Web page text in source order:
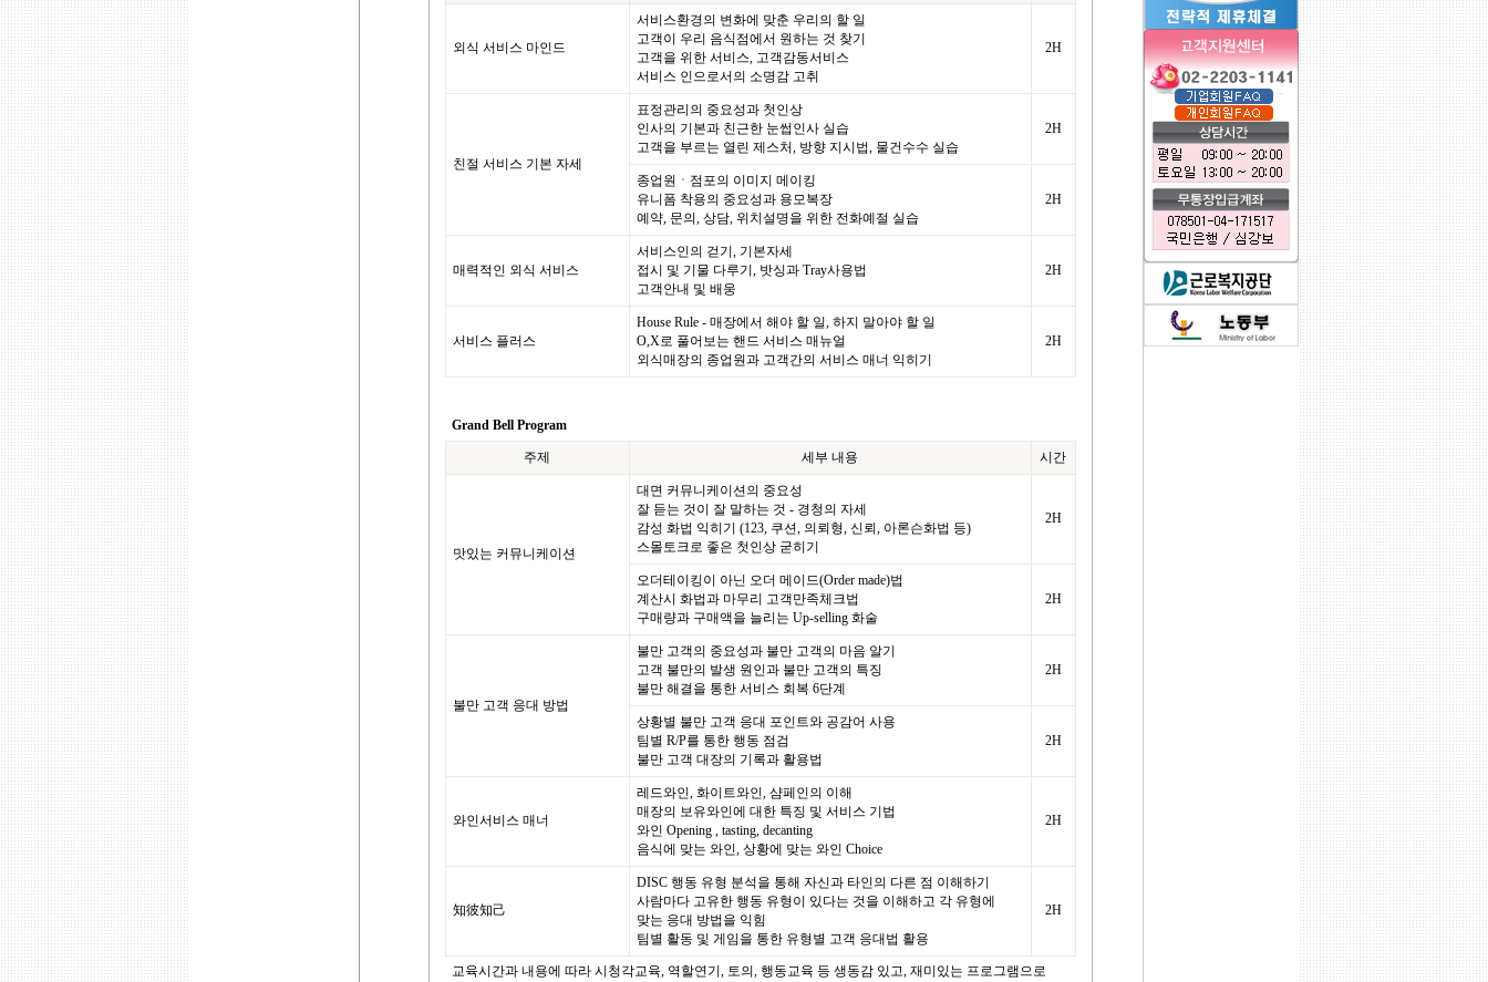
외식 서비스 마인드
서비스환경의 변화에 맞춘 우리의 할 일
고객이 우리 음식점에서 원하는 것 찾기
고객을 위한 서비스, 고객감동서비스
서비스 인으로서의 소명감 고취
2H
친절 서비스 기본 자세
표정관리의 중요성과 첫인상
인사의 기본과 친근한 눈썹인사 실습
고객을 부르는 열린 제스처, 방향 지시법, 물건수수 실습
2H
종업원ㆍ점포의 이미지 메이킹
유니폼 착용의 중요성과 용모복장
예약, 문의, 상담, 위치설명을 위한 전화예절 실습
2H
매력적인 외식 서비스
서비스인의 걷기, 기본자세
접시 및 기물 다루기, 밧싱과 Tray사용법
고객안내 및 배웅
2H
서비스 플러스
House Rule - 매장에서 해야 할 일, 하지 말아야 할 일
O,X로 풀어보는 핸드 서비스 매뉴얼
외식매장의 종업원과 고객간의 서비스 매너 익히기
2H
Grand Bell Program
주제 세부 내용 시간
맛있는 커뮤니케이션
대면 커뮤니케이션의 중요성
잘 듣는 것이 잘 말하는 것 - 경청의 자세
감성 화법 익히기 (123, 쿠션, 의뢰형, 신뢰, 아론슨화법 등)
스몰토크로 좋은 첫인상 굳히기
2H
오더테이킹이 아닌 오더 메이드(Order made)법
계산시 화법과 마무리 고객만족체크법
구매량과 구매액을 늘리는 Up-selling 화술
2H
불만 고객 응대 방법
불만 고객의 중요성과 불만 고객의 마음 알기
고객 불만의 발생 원인과 불만 고객의 특징
불만 해결을 통한 서비스 회복 6단계
2H
상황별 불만 고객 응대 포인트와 공감어 사용
팀별 R/P를 통한 행동 점검
불만 고객 대장의 기록과 활용법
2H
와인서비스 매너
레드와인, 화이트와인, 샴페인의 이해
매장의 보유와인에 대한 특징 및 서비스 기법
와인 Opening , tasting, decanting
음식에 맞는 와인, 상황에 맞는 와인 Choice
2H
知彼知己
DISC 행동 유형 분석을 통해 자신과 타인의 다른 점 이해하기
사람마다 고유한 행동 유형이 있다는 것을 이해하고 각 유형에
맞는 응대 방법을 익힘
팀별 활동 및 게임을 통한 유형별 고객 응대법 활용
2H
교육시간과 내용에 따라 시청각교육, 역할연기, 토의, 행동교육 등 생동감 있고, 재미있는 프로그램으로